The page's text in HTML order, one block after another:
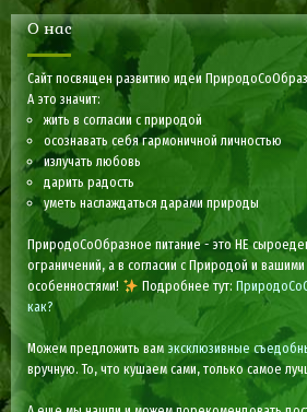
О нас
Сайт посвящен развитию идеи
А это значит:
жить в согласии с природой
осознавать себя гармоничной личностью
излучать любовь
дарить радость
уметь наслаждаться дарами природы
ПриродоСоОбразное питание - это НЕ
ограничений, а в согласии с Природой и
особенностями!
Подробнее тут:
как?
Можем предложить вамэксклюзивные
вручную. То, что кушаем сами, только самое